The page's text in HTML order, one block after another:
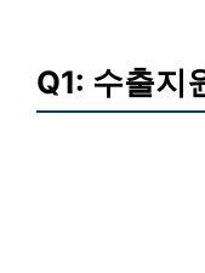
Q1: 수출지